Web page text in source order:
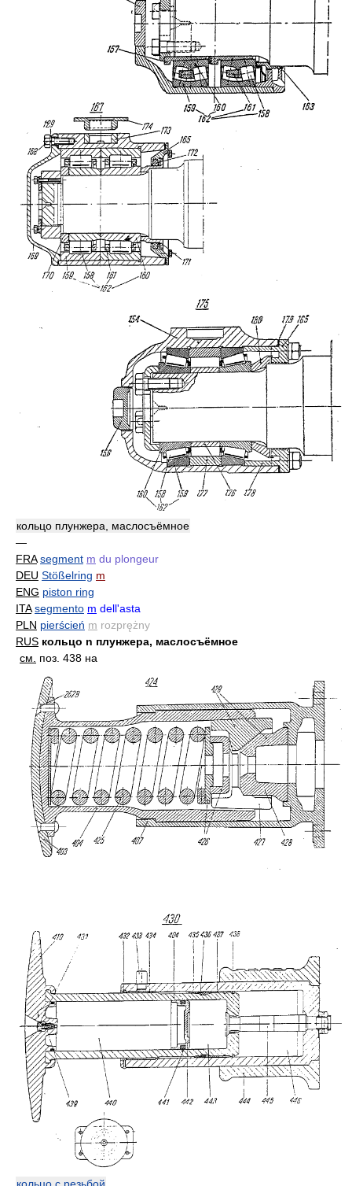
кольцо плунжера, маслосъёмное
—
FRA segment m du plongeur
DEU Stößelring m
ENG piston ring
ITA segmento m dell'asta
PLN pierścień m rozprężny
RUS кольцо n плунжера, маслосъёмное
см.
поз. 438 на
кольцо с резьбой